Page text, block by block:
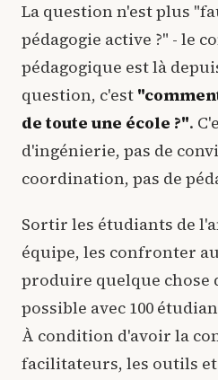
La question n'est plus
pédagogie active ?" - le
pédagogique est là
question, c'est
de toute une école ?".
d'ingénierie, pas de
coordination, pas de
Sortir les étudiants de
équipe, les confronter
produire quelque chose
possible avec 100
À condition d'avoir la
facilitateurs, les outils